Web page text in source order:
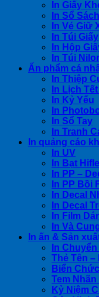
In Giấy
In Sổ
In Vé Giữ
In Túi Giấy
In Hộp
In Túi
Ấn phẩm cá
In Thiệp
In Lịch
In Kỷ Yếu
In
In Sổ Tay
In Tranh
In quảng cáo
In UV
In Bạt
In PP –
In PP Bồi
In Decal
In Decal
In Film
In Và
In ấn & Sản
In
Thẻ Tên –
Biển
Tem
Kỷ Niệm